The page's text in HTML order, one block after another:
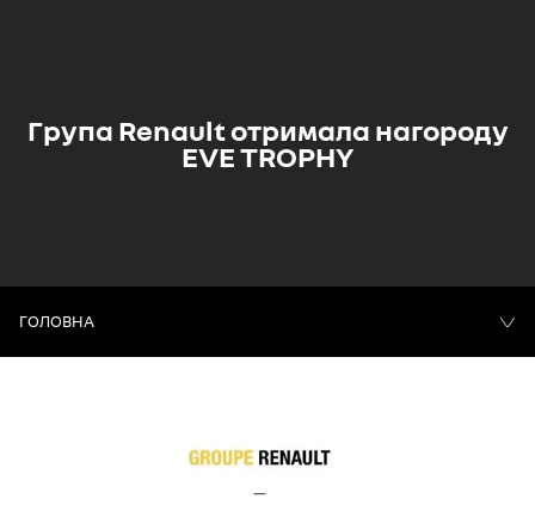
Група Renault отримала нагороду
EVE TROPHY
ГОЛОВНА